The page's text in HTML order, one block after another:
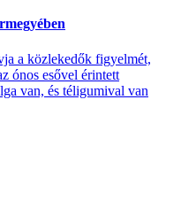
a közlekedők figyelmét,
ónos esővel érintett
van, és téligumival van